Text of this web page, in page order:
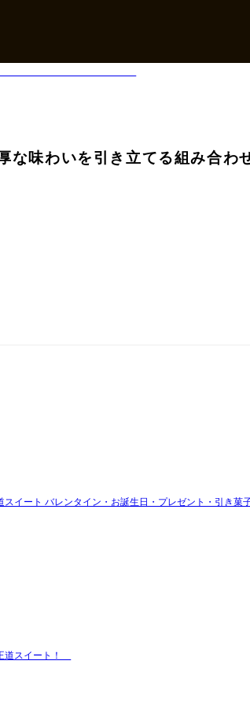
な味わいを引き立てる組み合わ
イート バレンタイン・お誕生日・プレゼント・引き菓
道スイート！